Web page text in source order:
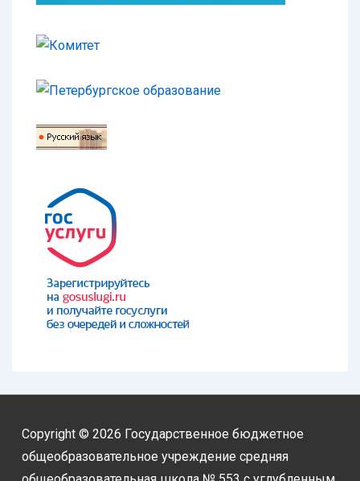
Copyright © 2026 Государственное бюджетное
общеобразовательное учреждение средняя